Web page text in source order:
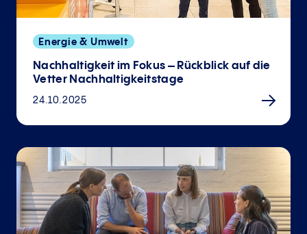
Energie & Umwelt
Nachhaltigkeit im Fokus – Rückblick auf die
Vetter Nachhaltigkeitstage
24.10.2025